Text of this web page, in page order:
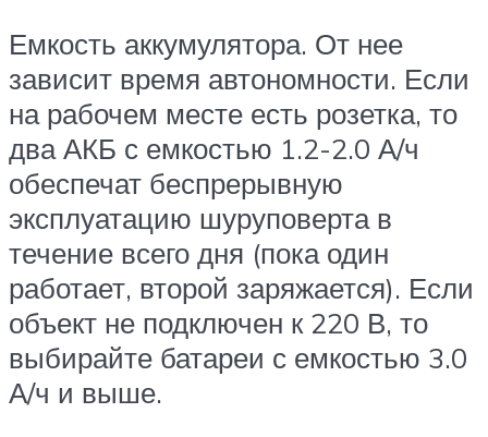
Емкость аккумулятора. От нее
зависит время автономности. Если
на рабочем месте есть розетка, то
два АКБ с емкостью 1.2-2.0 А/ч
обеспечат беспрерывную
эксплуатацию шуруповерта в
течение всего дня (пока один
работает, второй заряжается). Если
объект не подключен к 220 В, то
выбирайте батареи с емкостью 3.0
А/ч и выше.